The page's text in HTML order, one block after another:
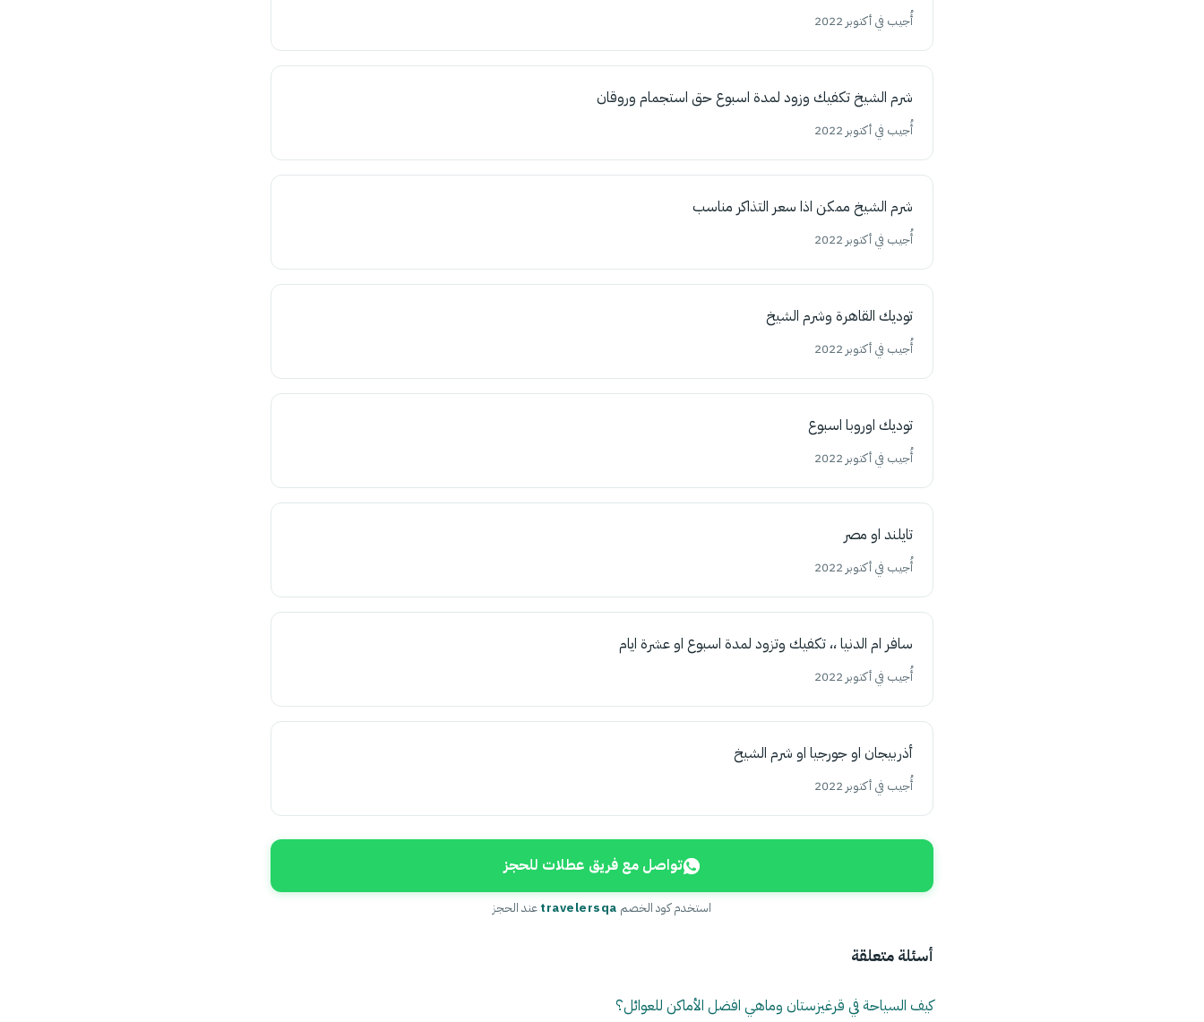
أُجيب في أكتوبر 2022
شرم الشيخ تكفيك وزود لمدة اسبوع حق استجمام وروقان
أُجيب في أكتوبر 2022
شرم الشيخ ممكن اذا سعر التذاكر مناسب
أُجيب في أكتوبر 2022
توديك القاهرة وشرم الشيخ
أُجيب في أكتوبر 2022
توديك اوروبا اسبوع
أُجيب في أكتوبر 2022
تايلند او مصر
أُجيب في أكتوبر 2022
سافر ام الدنيا ،، تكفيك وتزود لمدة اسبوع او عشرة ايام
أُجيب في أكتوبر 2022
أذربيجان او جورجيا او شرم الشيخ
أُجيب في أكتوبر 2022
تواصل مع فريق عطلات للحجز
استخدم كود الخصم travelersqaعند الحجز
أسئلة متعلقة
كيف السياحة في قرغيزستان وماهي افضل الأماكن للعوائل؟